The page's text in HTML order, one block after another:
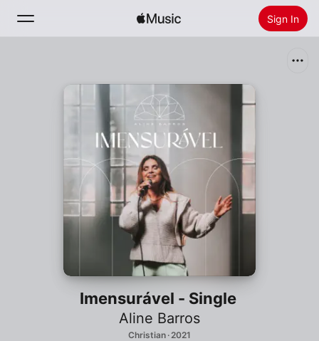
Sign In
Install Apple Music
Imensurável - Single
Aline Barros
Christian · 2021